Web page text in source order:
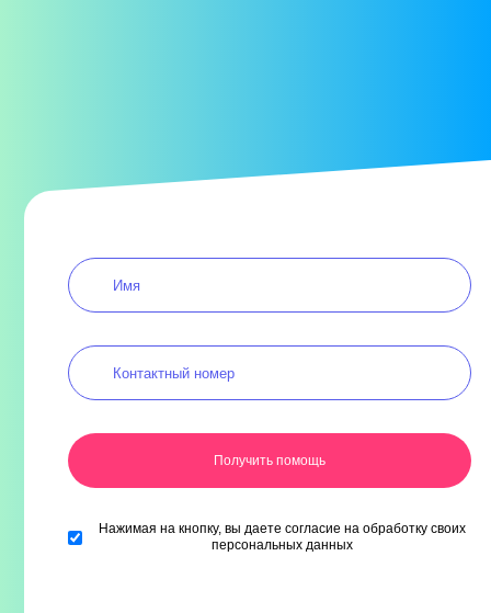
Нажимая на кнопку, вы даете согласие на обработку своих
персональных данных